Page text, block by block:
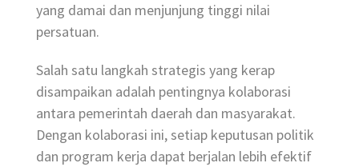
yang damai dan menjunjung tinggi nilai
persatuan.
Salah satu langkah strategis yang kerap
disampaikan adalah pentingnya kolaborasi
antara pemerintah daerah dan masyarakat.
Dengan kolaborasi ini, setiap keputusan politik
dan program kerja dapat berjalan lebih efektif